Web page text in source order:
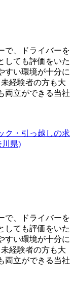
で、ドライバーを
しても評価をいた
すい環境が十分に
経験者の方も大
両立ができる当社
ク・引っ越しの求
川県)
で、ドライバーを
しても評価をいた
すい環境が十分に
経験者の方も大
両立ができる当社